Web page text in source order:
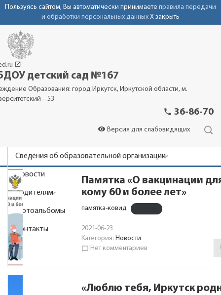
Пользуясь сайтом, Вы автоматически принимаете правила передачи
и обработки персональных данных X закрыть
launch
детский сад №167
Образования: город Иркутск, Иркутской области, м.
– 53
phone 36-86-70
visibility Версия для слабовидящих
Сведения об образовательной организации
Новости
Родителям
Фотоальбомы
Контакты
Памятка «О вакцинации
кому 60 и более лет»
памятка-ковид
2021-06-23
Категория: Новости
chat_bubble_outline Нет комментариев
«Люблю тебя, Иркутск